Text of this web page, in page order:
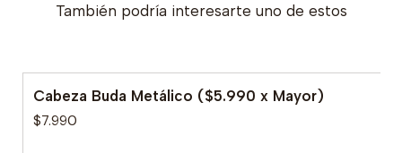
También podría interesarte uno de estos
Cabeza Buda Metálico ($5.990 x Mayor)
$7.990